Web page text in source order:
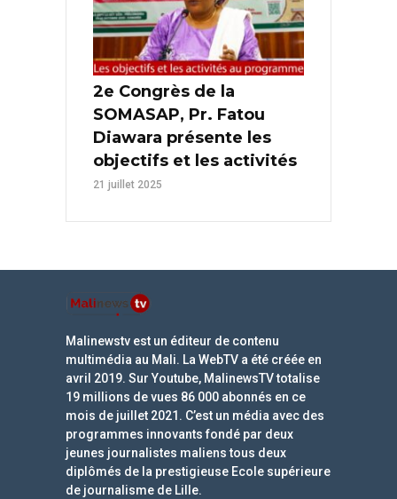
2e Congrès de la
SOMASAP, Pr. Fatou
Diawara présente les
objectifs et les activités
21 juillet 2025
Malinewstv est un éditeur de contenu
multimédia au Mali. La WebTV a été créée en
avril 2019. Sur Youtube, MalinewsTV totalise
19 millions de vues 86 000 abonnés en ce
mois de juillet 2021. C’est un média avec des
programmes innovants fondé par deux
jeunes journalistes maliens tous deux
diplômés de la prestigieuse Ecole supérieure
de journalisme de Lille.